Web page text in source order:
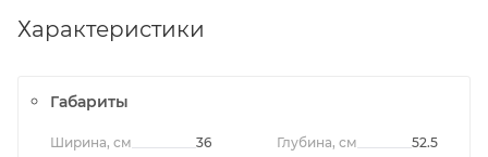
Характеристики
Габариты
Ширина, см 36 Глубина, см 52.5